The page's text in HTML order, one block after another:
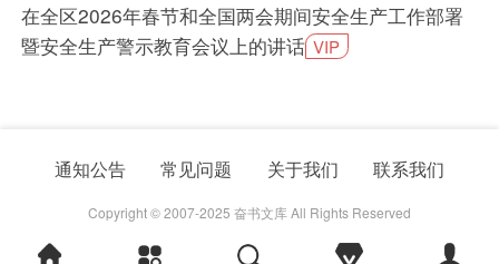
在全区2026年春节和全国两会期间安全生产工作部署
暨安全生产警示教育会议上的讲话 VIP
通知公告 常见问题 关于我们 联系我们
Copyright © 2007-2025 奋书文库 All Rights Reserved